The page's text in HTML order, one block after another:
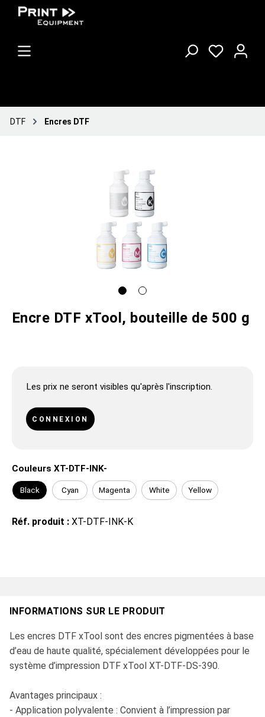
DTF Encres DTF
Encre DTF xTool, bouteille de 500 g
Les prix ne seront visibles qu'après l'inscription.
CONNEXION
Couleurs XT-DTF-INK-
Black Cyan Magenta White Yellow
Réf. produit : XT-DTF-INK-K
INFORMATIONS SUR LE PRODUIT
Les encres DTF xTool sont des encres pigmentées à base
d’eau de haute qualité, spécialement développées pour le
système d’impression DTF xTool XT-DTF-DS-390.
Avantages principaux :
- Application polyvalente : Convient à l’impression par